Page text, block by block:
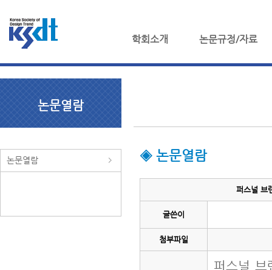
학회소개 논문규정/자료
논문열람
논문열람 ◈ 논문열람
퍼스널 브
글쓴이
첨부파일
퍼스널